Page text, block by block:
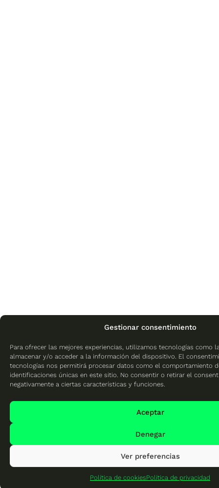
Gestionar consentimiento
Para ofrecer las mejores experiencias, utilizamos tecnologías como
almacenar y/o acceder a la información del dispositivo. El
tecnologías nos permitirá procesar datos como el comportamiento
identificaciones únicas en este sitio. No consentir o retirar el
negativamente a ciertas características y funciones.
Aceptar
Denegar
Ver preferencias
Política de cookiesPolítica de privacidad